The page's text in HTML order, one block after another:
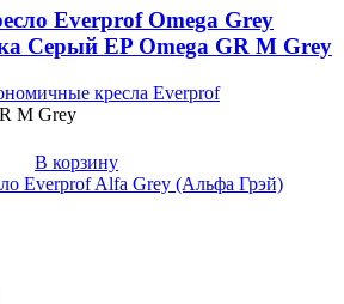
Everprof Omega Grey
Серый EP Omega GR M Grey
кресла Everprof
M Grey
В корзину